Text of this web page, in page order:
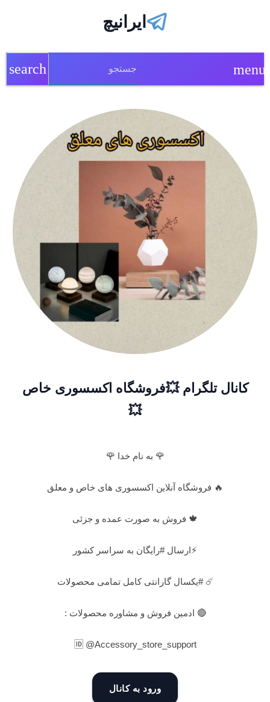
ایرانیچ
menu
search
کانال تلگرام 💥فروشگاه اکسسوری خاص
💥
🌹 به نام خدا 🌹
🔥 فروشگاه آنلاین اکسسوری های خاص و معلق
🍁 فروش به صورت عمده و جزئی
⚡️ارسال #رایگان به سراسر کشور
☄️ #یکسال گارانتی کامل تمامی محصولات
🔴 ادمین فروش و مشاوره محصولات :
🆔️ @Accessory_store_support
ورود به کانال